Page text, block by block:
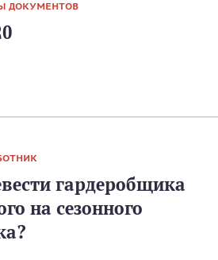
ДОКУМЕНТОВ
гардеробщика
на сезонного